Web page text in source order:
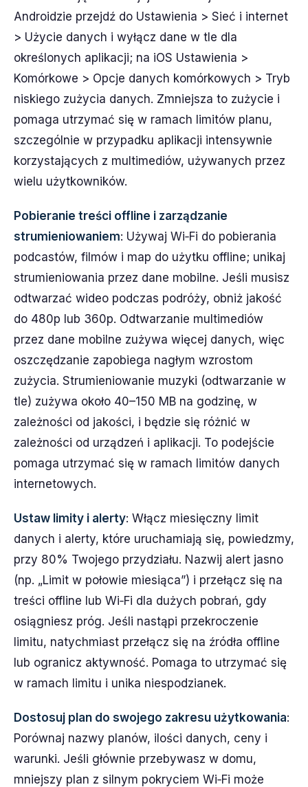
Androidzie przejdź do Ustawienia > Sieć i internet
> Użycie danych i wyłącz dane w tle dla
określonych aplikacji; na iOS Ustawienia >
Komórkowe > Opcje danych komórkowych > Tryb
niskiego zużycia danych. Zmniejsza to zużycie i
pomaga utrzymać się w ramach limitów planu,
szczególnie w przypadku aplikacji intensywnie
korzystających z multimediów, używanych przez
wielu użytkowników.
Pobieranie treści offline i zarządzanie
strumieniowaniem: Używaj Wi‑Fi do pobierania
podcastów, filmów i map do użytku offline; unikaj
strumieniowania przez dane mobilne. Jeśli musisz
odtwarzać wideo podczas podróży, obniż jakość
do 480p lub 360p. Odtwarzanie multimediów
przez dane mobilne zużywa więcej danych, więc
oszczędzanie zapobiega nagłym wzrostom
zużycia. Strumieniowanie muzyki (odtwarzanie w
tle) zużywa około 40–150 MB na godzinę, w
zależności od jakości, i będzie się różnić w
zależności od urządzeń i aplikacji. To podejście
pomaga utrzymać się w ramach limitów danych
internetowych.
Ustaw limity i alerty: Włącz miesięczny limit
danych i alerty, które uruchamiają się, powiedzmy,
przy 80% Twojego przydziału. Nazwij alert jasno
(np. „Limit w połowie miesiąca”) i przełącz się na
treści offline lub Wi‑Fi dla dużych pobrań, gdy
osiągniesz próg. Jeśli nastąpi przekroczenie
limitu, natychmiast przełącz się na źródła offline
lub ogranicz aktywność. Pomaga to utrzymać się
w ramach limitu i unika niespodzianek.
Dostosuj plan do swojego zakresu użytkowania:
Porównaj nazwy planów, ilości danych, ceny i
warunki. Jeśli głównie przebywasz w domu,
mniejszy plan z silnym pokryciem Wi‑Fi może